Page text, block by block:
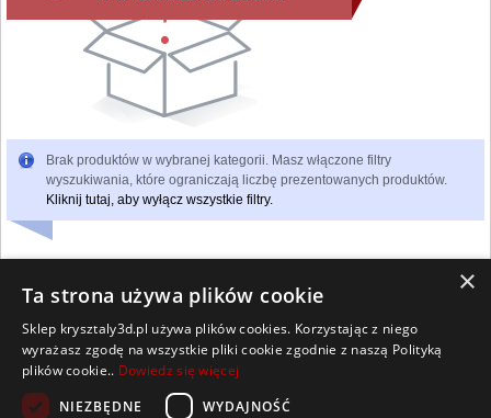
Brak produktów w wybranej kategorii. Masz włączone filtry
wyszukiwania, które ograniczają liczbę prezentowanych produktów.
Kliknij tutaj, aby wyłącz wszystkie filtry.
Wszelkie prawa zastrzeżone
Kontakt Współpraca Regulamin
Pomoc Strona główna
×
Ta strona używa plików cookie
Sklep krysztaly3d.pl używa plików cookies. Korzystając z niego
wyrażasz zgodę na wszystkie pliki cookie zgodnie z naszą Polityką
plików cookie.. Dowiedz się więcej
NIEZBĘDNE
WYDAJNOŚĆ